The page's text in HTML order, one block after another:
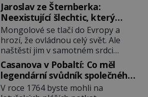
Jaroslav ze Šternberka:
Neexistující šlechtic, který
z Moravy vyžene Mongoly
Mongolové se tlačí do Evropy a
hrozí, že ovládnou celý svět. Ale
naštěstí jim v samotném srdci
Evropy stojí v cestě malé, ale silné
království, které dokáže
dobyvatelské hordy zastavit. Co
nedokáže žádná z asijských říší, co
Casanova v Pobaltí: Co měl
legendární svůdník společného
se svobodnými zednáři?
V roce 1764 byste mohli na